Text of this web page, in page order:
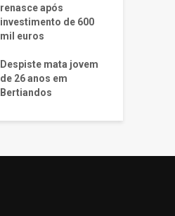
renasce após
investimento de 600
mil euros
Despiste mata jovem
de 26 anos em
Bertiandos